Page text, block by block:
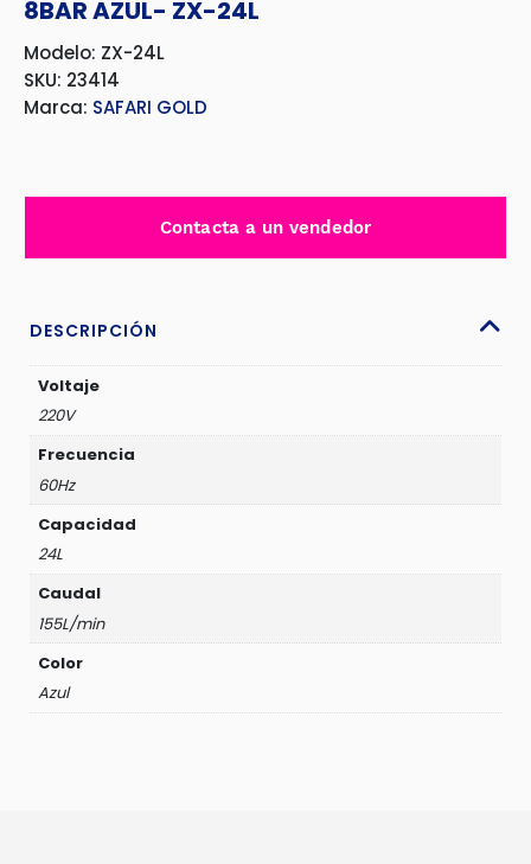
8BAR AZUL- ZX-24L
Modelo: ZX-24L
SKU: 23414
Marca: SAFARI GOLD
Contacta a un vendedor
DESCRIPCIÓN
Voltaje
220V
Frecuencia
60Hz
Capacidad
24L
Caudal
155L/min
Color
Azul